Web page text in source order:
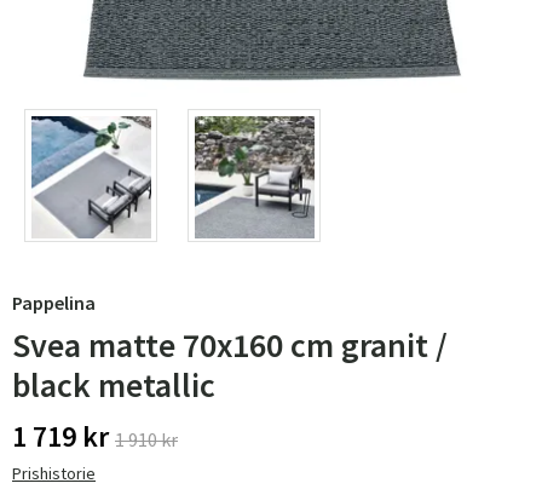
Pappelina
Svea matte 70x160 cm granit /
black metallic
1 719 kr 1 910 kr
Prishistorie